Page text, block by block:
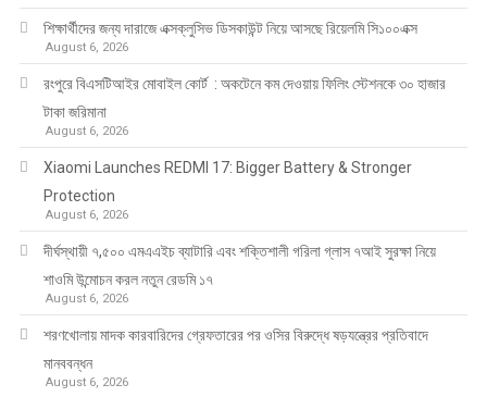
শিক্ষার্থীদের জন্য দারাজে এক্সক্লুসিভ ডিসকাউন্ট নিয়ে আসছে রিয়েলমি সি১০০এক্স
August 6, 2026
রংপুরে বিএসটিআইর মোবাইল কোর্ট : অকটেনে কম দেওয়ায় ফিলিং স্টেশনকে ৩০ হাজার
টাকা জরিমানা
August 6, 2026
Xiaomi Launches REDMI 17: Bigger Battery & Stronger
Protection
August 6, 2026
দীর্ঘস্থায়ী ৭,৫০০ এমএএইচ ব্যাটারি এবং শক্তিশালী গরিলা গ্লাস ৭আই সুরক্ষা নিয়ে
শাওমি উন্মোচন করল নতুন রেডমি ১৭
August 6, 2026
শরণখোলায় মাদক কারবারিদের গ্রেফতারের পর ওসির বিরুদ্ধে ষড়যন্ত্রের প্রতিবাদে
মানববন্ধন
August 6, 2026